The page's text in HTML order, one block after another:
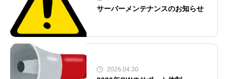
サーバーメンテナンスのお知らせ
2026.04.30